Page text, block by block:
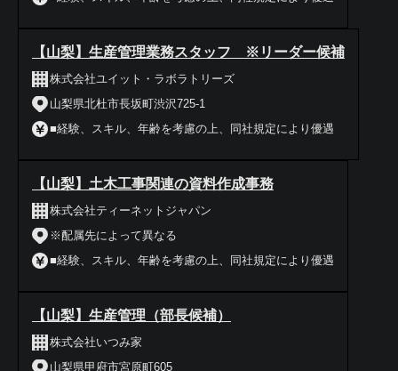
【山梨】生産管理業務スタッフ ※リーダー候補
株式会社ユイット・ラボラトリーズ
山梨県北杜市長坂町渋沢725-1
■経験、スキル、年齢を考慮の上、同社規定により優遇
【山梨】土木工事関連の資料作成事務
株式会社ティーネットジャパン
※配属先によって異なる
■経験、スキル、年齢を考慮の上、同社規定により優遇
【山梨】生産管理（部長候補）
株式会社いつみ家
山梨県甲府市宮原町605